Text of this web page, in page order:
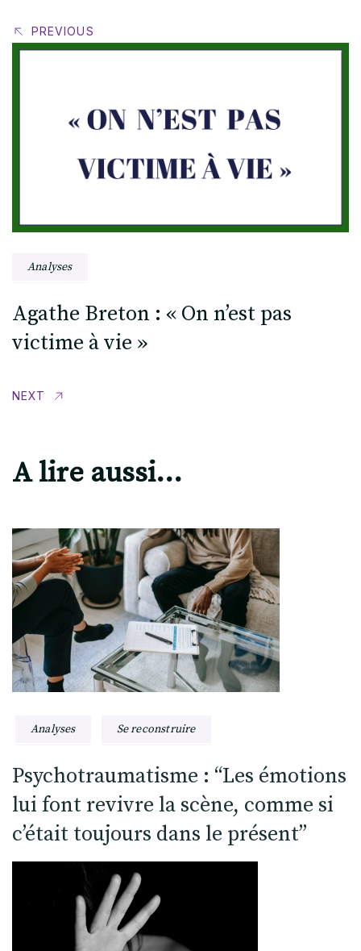
PREVIOUS
Analyses
Agathe Breton : « On n’est pas
victime à vie »
NEXT
A lire aussi...
Analyses Se reconstruire
Psychotraumatisme : “Les émotions
lui font revivre la scène, comme si
c’était toujours dans le présent”